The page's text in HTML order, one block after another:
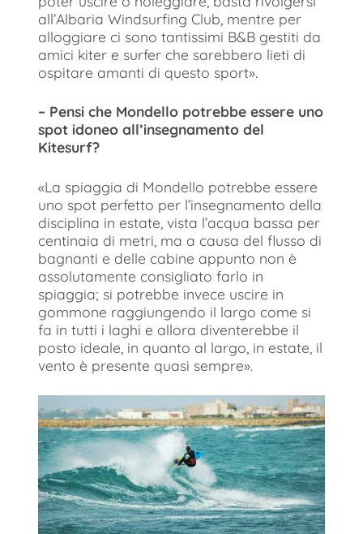
all’Albaria Windsurfing Club, mentre per
alloggiare ci sono tantissimi B&B gestiti da
amici kiter e surfer che sarebbero lieti di
ospitare amanti di questo sport».
– Pensi che Mondello potrebbe essere uno
spot idoneo all’insegnamento del
Kitesurf?
«La spiaggia di Mondello potrebbe essere
uno spot perfetto per l’insegnamento della
disciplina in estate, vista l’acqua bassa per
centinaia di metri, ma a causa del flusso di
bagnanti e delle cabine appunto non è
assolutamente consigliato farlo in
spiaggia; si potrebbe invece uscire in
gommone raggiungendo il largo come si
fa in tutti i laghi e allora diventerebbe il
posto ideale, in quanto al largo, in estate, il
vento è presente quasi sempre».